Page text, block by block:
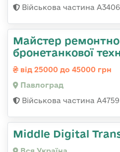
Військова частина А3406
Майстер
бронетанкової
від 25000 до 45000 грн
Павлоград
Військова частина А4759
Middle Digital